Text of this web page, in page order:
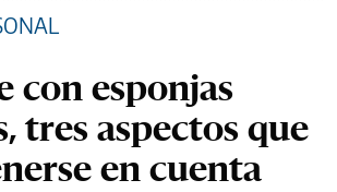
con esponjas
tres aspectos que
en cuenta